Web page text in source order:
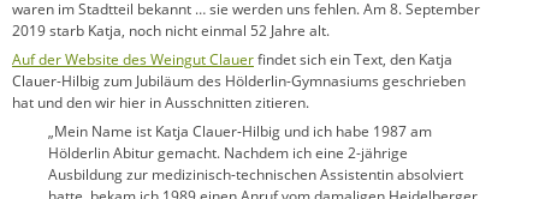
waren im Stadtteil bekannt … sie werden uns fehlen. Am 8. September
2019 starb Katja, noch nicht einmal 52 Jahre alt.
Auf der Website des Weingut Clauerfindet sich ein Text, den Katja
Clauer-Hilbig zum Jubiläum des Hölderlin-Gymnasiums geschrieben
hat und den wir hier in Ausschnitten zitieren.
„Mein Name ist Katja Clauer-Hilbig und ich habe 1987 am
Hölderlin Abitur gemacht. Nachdem ich eine 2-jährige
Ausbildung zur medizinisch-technischen Assistentin absolviert